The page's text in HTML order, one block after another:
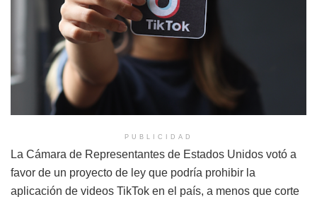
PUBLICIDAD
La Cámara de Representantes de Estados Unidos votó a
favor de un proyecto de ley que podría prohibir la
aplicación de videos TikTok en el país, a menos que corte